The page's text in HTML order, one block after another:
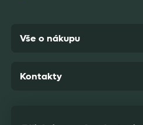
Vše o nákupu
Kontakty